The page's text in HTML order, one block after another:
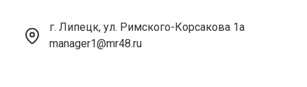
г. Липецк, ул. Римского-Корсакова 1а
manager1@mr48.ru